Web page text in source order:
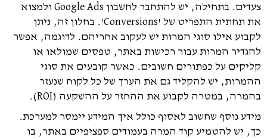
צעדים. בתחילה, יש להתחבר לחשבון Google Ads ולמצוא
את תחתית התפריט של 'Conversions'. בחלון זה, ניתן
לקבוע אילו סוגי המרות יש לעקוב אחריהם. לדוגמה, אפשר
להגדיר המרות עבור רכישות באתר, טפסים שמולאו או
קליקים על כפתורים חשובים. כאשר קובעים את סוגי
ההמרות, יש להקליד גם את הערך של כל לקוח שנעזר
בהמרה, במטרה לקבוע את ההחזר על ההשקעה (ROI).
מידע נוסף שחשוב לאסוף כולל איך המידע יימסר למערכת.
כך, יש להטמיע קוד המרה בעמודים ספציפיים באתר, בו